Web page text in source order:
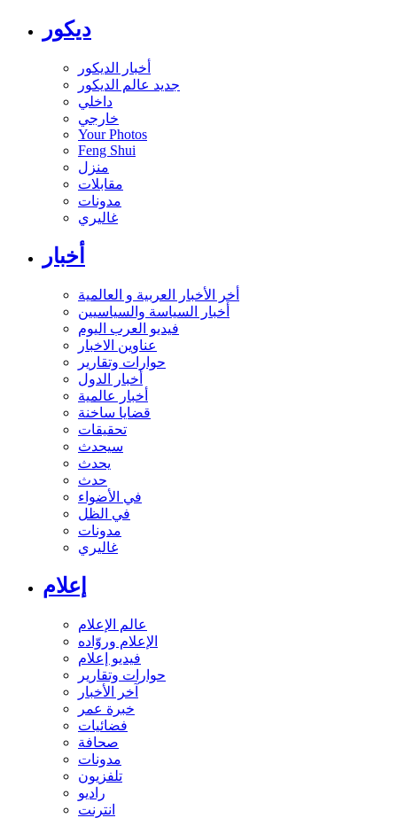
ديكور
أخبار الديكور
جديد عالم الديكور
داخلي
خارجي
Your Photos
Feng Shui
منزل
مقابلات
مدونات
غاليري
أخبار
أخر الأخبار العربية و العالمية
أخبار السياسة والسياسيين
فيديو العرب اليوم
عناوين الاخبار
حوارات وتقارير
أخبار الدول
أخبار عالمية
قضايا ساخنة
تحقيقات
سيحدث
يحدث
حدث
في الأضواء
في الظل
مدونات
غاليري
إعلام
عالم الإعلام
الإعلام وروّاده
فيديو إعلام
حوارات وتقارير
آخر الأخبار
خبرة عمر
فضائيات
صحافة
مدونات
تلفزيون
راديو
انترنت